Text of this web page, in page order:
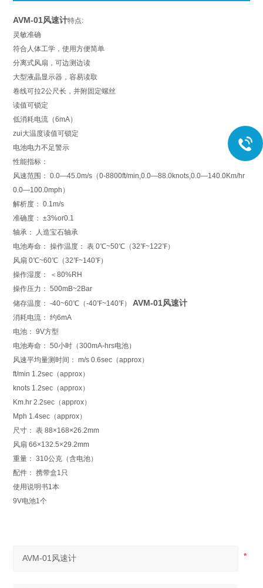
AVM-01风速计特点:
灵敏准确
符合人体工学，使用方便简单
分离式风扇，可边测边读
大型液晶显示器，容易读取
卷线可拉2公尺长，并附固定螺丝
读值可锁定
低消耗电流（6mA）
zui大温度读值可锁定
电池电力不足警示
性能指标：
风速范围： 0.0—45.0m/s（0-8800ft/min,0.0—88.0knots,0.0—140.0Km/hr
0.0—100.0mph）
解析度： 0.1m/s
准确度： ±3%or0.1
轴承： 人造宝石轴承
电池寿命： 操作温度： 表 0℃~50℃（32℉~122℉）
风扇 0℃~60℃（32℉~140℉）
操作湿度： ＜80%RH
操作压力： 500mB~2Bar
储存温度： -40~60℃（-40℉~140℉）AVM-01风速计
消耗电流： 约6mA
电池： 9V方型
电池寿命： 50小时（300mA-hrs电池）
风速平均量测时间： m/s 0.6sec（approx）
ft/min 1.2sec（approx）
knots 1.2sec（approx）
Km.hr 2.2sec（approx）
Mph 1.4sec（approx）
尺寸： 表 88×168×26.2mm
风扇 66×132.5×29.2mm
重量： 310公克（含电池）
配件： 携带盒1只
使用说明书1本
9V电池1个